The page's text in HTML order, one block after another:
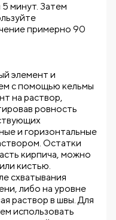
минут. Затем
примерно 90
элемент и
с помощью кельмы
на раствор,
ровность
и горизонтальные
Остатки
кирпича, можно
кистью.
схватывания
либо на уровне
раствор в швы. Для
использовать